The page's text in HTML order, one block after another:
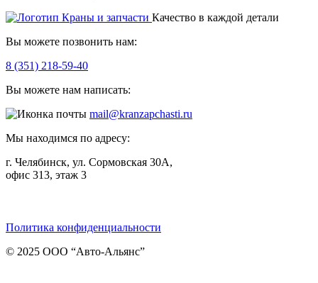
Качество в каждой детали
Вы можете позвонить нам:
8 (351) 218-59-40
Вы можете нам написать:
mail@kranzapchasti.ru
Мы находимся по адресу:
г. Челябинск, ул. Сормовская 30А,
офис 313, этаж 3
Политика конфиденциальности
© 2025 ООО “Авто-Альянс”